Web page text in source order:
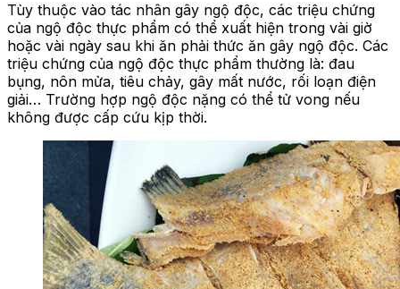
Tùy thuộc vào tác nhân gây ngộ độc, các triệu chứng
của ngộ độc thực phẩm có thể xuất hiện trong vài giờ
hoặc vài ngày sau khi ăn phải thức ăn gây ngộ độc. Các
triệu chứng của ngộ độc thực phẩm thường là: đau
bụng, nôn mửa, tiêu chảy, gây mất nước, rối loạn điện
giải… Trường hợp ngộ độc nặng có thể tử vong nếu
không được cấp cứu kịp thời.